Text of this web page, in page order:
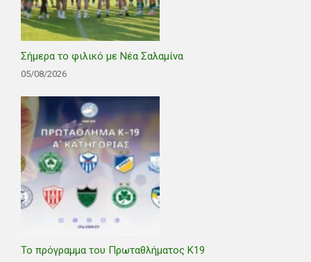
Σήμερα το φιλικό με Νέα Σαλαμίνα
05/08/2026
Το πρόγραμμα του Πρωταθλήματος Κ19